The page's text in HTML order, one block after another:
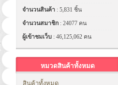
จำนวนสินค้า : 5,831 ชิ้น
จำนวนสมาชิก : 24077 คน
ผู้เข้าชมเว็บ : 46,125,062 คน
หมวดสินค้าทั้งหมด
สินค้าทั้งหมด